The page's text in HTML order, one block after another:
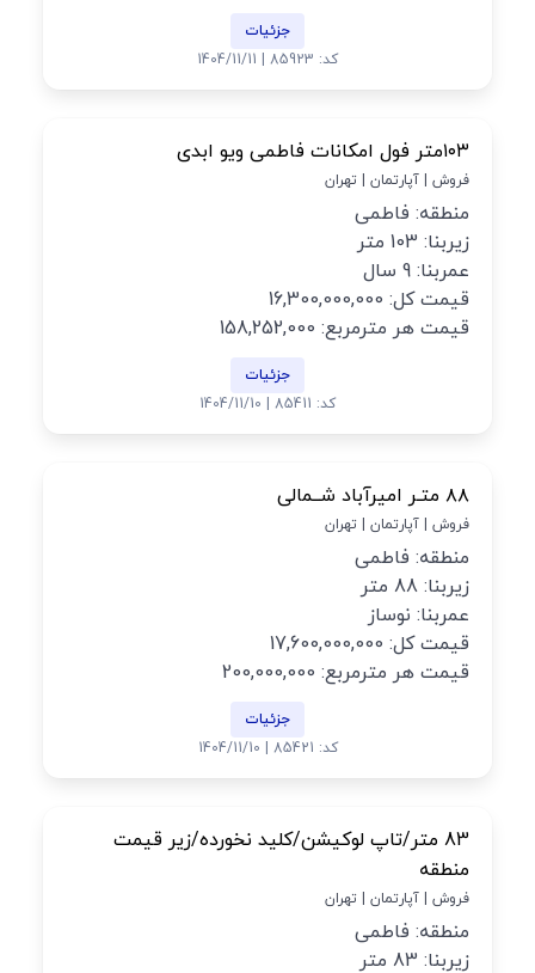
جزئیات
کد: 85923 | 1404/11/11
۱۰۳متر فول امکانات فاطمی ویو ابدی
فروش | آپارتمان | تهران
منطقه: فاطمی
زیربنا: 103 متر
عمربنا: 9 سال
قیمت کل: 16,300,000,000
قیمت هر مترمربع: 158,252,000
جزئیات
کد: 85411 | 1404/11/10
۸۸ متـر امیرآباد شــمالی
فروش | آپارتمان | تهران
منطقه: فاطمی
زیربنا: 88 متر
عمربنا: نوساز
قیمت کل: 17,600,000,000
قیمت هر مترمربع: 200,000,000
جزئیات
کد: 85421 | 1404/11/10
83 متر/تاپ لوکیشن/کلید نخورده/زیر قیمت
منطقه
فروش | آپارتمان | تهران
منطقه: فاطمی
زیربنا: 83 متر